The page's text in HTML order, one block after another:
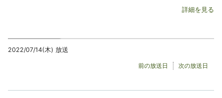
詳細を見る
2022/07/14(木) 放送
次の放送日
前の放送日